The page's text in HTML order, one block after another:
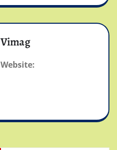
Vimag
Website: